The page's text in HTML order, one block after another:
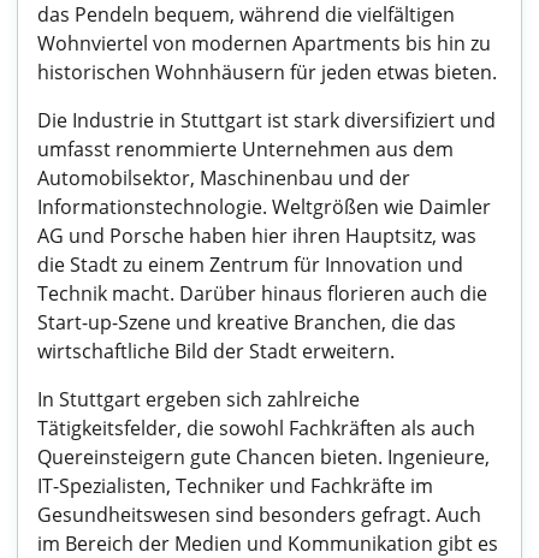
das Pendeln bequem, während die vielfältigen
Wohnviertel von modernen Apartments bis hin zu
historischen Wohnhäusern für jeden etwas bieten.
Die Industrie in Stuttgart ist stark diversifiziert und
umfasst renommierte Unternehmen aus dem
Automobilsektor, Maschinenbau und der
Informationstechnologie. Weltgrößen wie Daimler
AG und Porsche haben hier ihren Hauptsitz, was
die Stadt zu einem Zentrum für Innovation und
Technik macht. Darüber hinaus florieren auch die
Start-up-Szene und kreative Branchen, die das
wirtschaftliche Bild der Stadt erweitern.
In Stuttgart ergeben sich zahlreiche
Tätigkeitsfelder, die sowohl Fachkräften als auch
Quereinsteigern gute Chancen bieten. Ingenieure,
IT-Spezialisten, Techniker und Fachkräfte im
Gesundheitswesen sind besonders gefragt. Auch
im Bereich der Medien und Kommunikation gibt es